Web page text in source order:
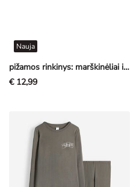
pižamos rinkinys: marškinėliai ir kelnės - Su paveikslėliais - įvairių spalvų
Nauja
€ 12,99